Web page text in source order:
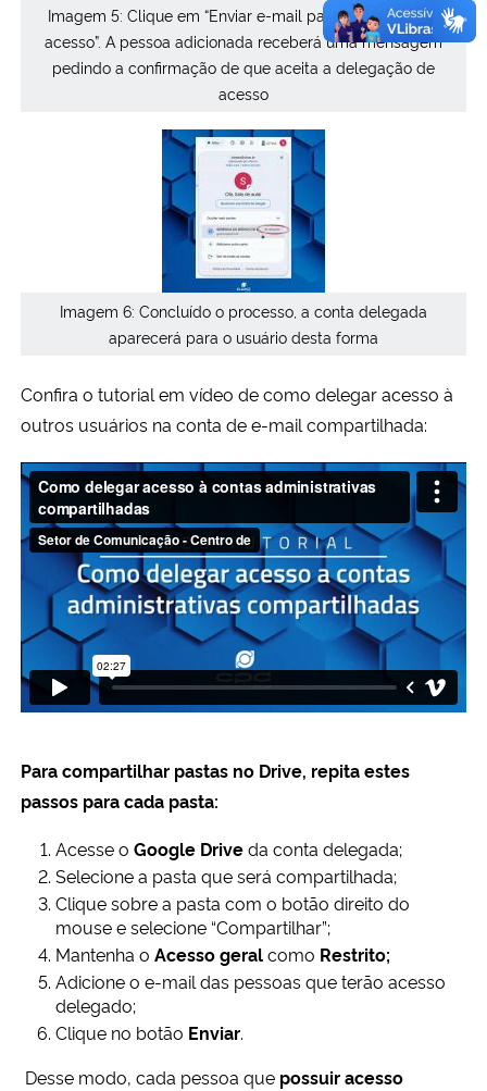
Imagem 5: Clique em “Enviar e-mail para permissão de
acesso”. A pessoa adicionada receberá uma mensagem
pedindo a confirmação de que aceita a delegação de
acesso
Imagem 6: Concluído o processo, a conta delegada
aparecerá para o usuário desta forma
Confira o tutorial em vídeo de como delegar acesso à
outros usuários na conta de e-mail compartilhada:
Paracompartilhar pastas no Drive, repita estes
passos para cada pasta:
Acesse o Google Driveda conta delegada;
Selecione a pasta que será compartilhada;
Clique sobre a pasta com o botão direito do
mouse e selecione “Compartilhar”;
Mantenha o Acesso geralcomo Restrito;
Adicione o e-mail das pessoas que terão acesso
delegado;
Clique no botão Enviar.
Desse modo, cada pessoa que possuir acesso